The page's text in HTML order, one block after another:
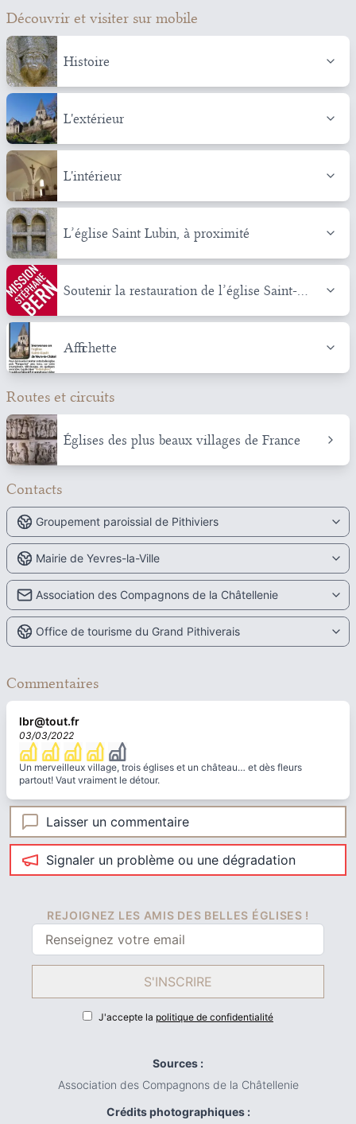
Découvrir et visiter sur mobile
Histoire
L'extérieur
L'intérieur
L’église Saint Lubin, à proximité
Soutenir la restauration de l’église Saint-
Gault
Affichette
Routes et circuits
Églises des plus beaux villages de France
Contacts
Groupement paroissial de Pithiviers
Mairie de Yevres-la-Ville
Association des Compagnons de la Châtellenie
Office de tourisme du Grand Pithiverais
Commentaires
lbr@tout.fr
03/03/2022
Un merveilleux village, trois églises et un château… et dès fleurs
partout! Vaut vraiment le détour.
Laisser un commentaire
Signaler un problème ou une dégradation
REJOIGNEZ LES AMIS DES BELLES ÉGLISES !
S'INSCRIRE
J'accepte la politique de confidentialité
Sources :
Association des Compagnons de la Châtellenie
Crédits photographiques :